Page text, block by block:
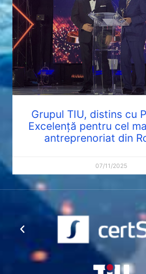
Grupul TIU, distins cu
Excelență pentru cel
antreprenoriat din
07/11/2025